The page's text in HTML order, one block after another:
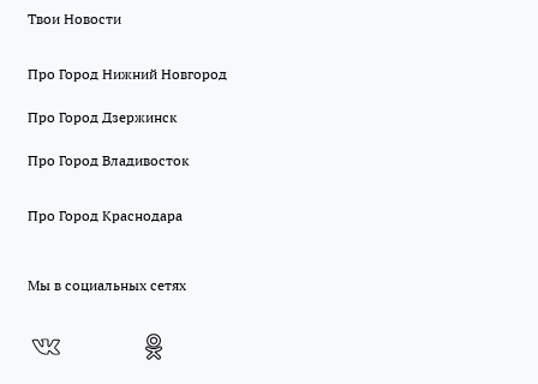
Твои Новости
Про Город Нижний Новгород
Про Город Дзержинск
Про Город Владивосток
Про Город Краснодара
Мы в социальных сетях